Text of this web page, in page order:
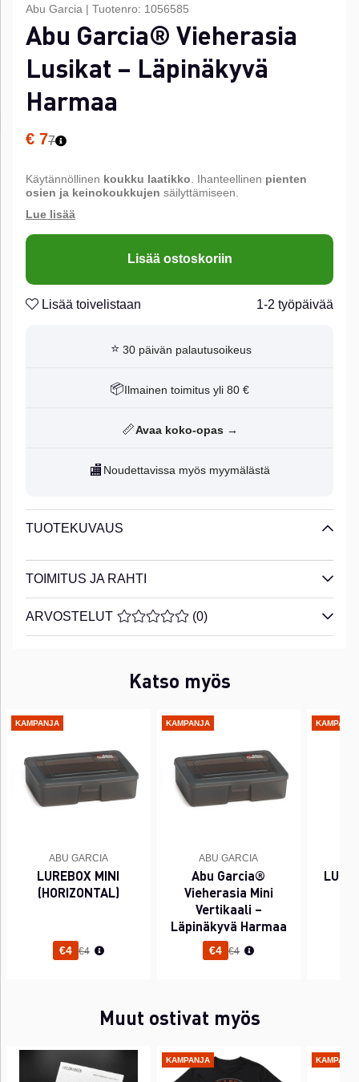
Abu Garcia | Tuotenro: 1056585
Abu Garcia® Vieherasia
Lusikat – Läpinäkyvä
Harmaa
€ 77
Käytännöllinen koukku laatikko . Ihanteellinen pienten
osien ja keinokoukkujen säilyttämiseen.
Lisää ostoskoriin
Lisää toivelistaan 1-2 työpäivää
⭐ 30 päivän palautusoikeus
📦 Ilmainen toimitus yli 80 €
📏Avaa koko-opas →
🏬 Noudettavissa myös myymälästä
TUOTEKUVAUS
TOIMITUS JA RAHTI
ARVOSTELUT KESKIARVOLUOKITUS 0 / 5
(0)
Katso myös
KAMPANJA
ABU GARCIA
LUREBOX MINI
(HORIZONTAL)
€4 Normaali hinta
€4
KAMPANJA
ABU GARCIA
Abu Garcia®
Vieherasia Mini
Vertikaali –
Läpinäkyvä Harmaa
€4 Normaali hinta
€4
Muut ostivat myös
KAMPANJA